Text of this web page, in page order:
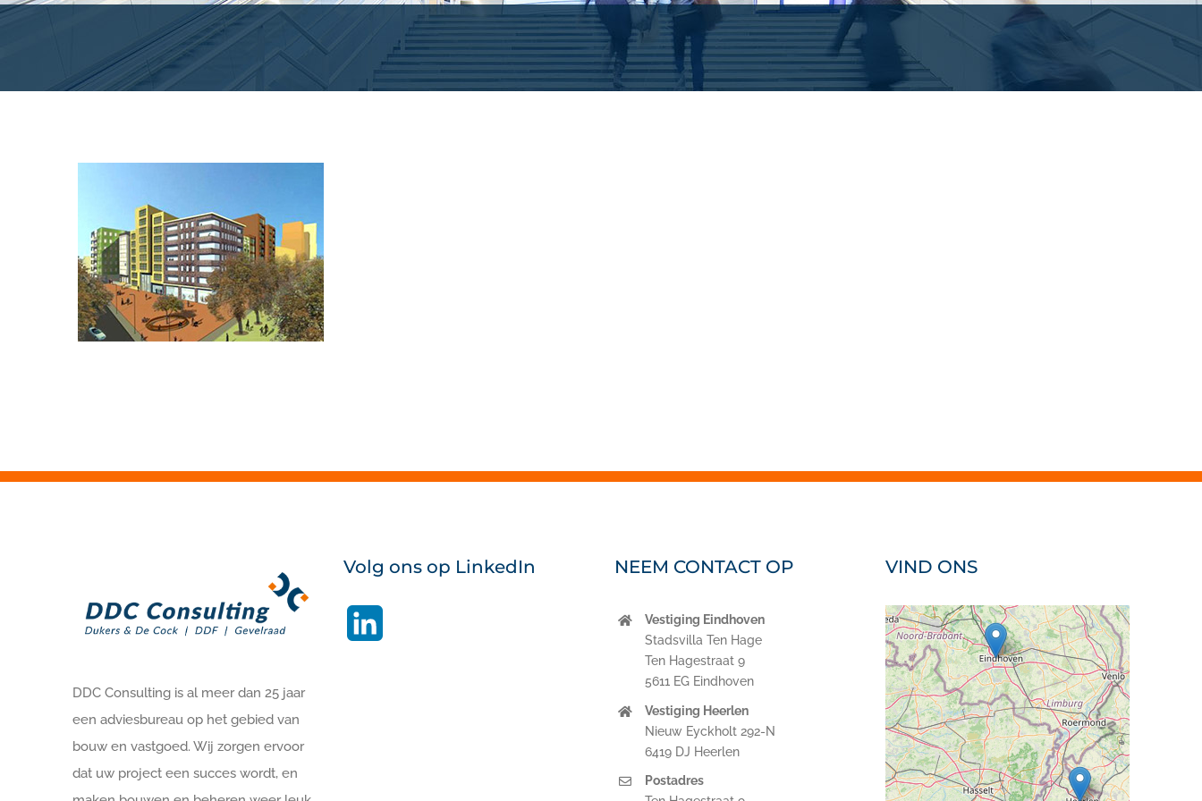
DDC Consulting is al meer dan 25 jaar
een adviesbureau op het gebied van
bouw en vastgoed. Wij zorgen ervoor
dat uw project een succes wordt, en
Volg ons op LinkedIn NEEM CONTACT OP
Vestiging Eindhoven
Stadsvilla Ten Hage
Ten Hagestraat 9
5611 EG Eindhoven
Vestiging Heerlen
Nieuw Eyckholt 292-N
6419 DJ Heerlen
Postadres
VIND ONS